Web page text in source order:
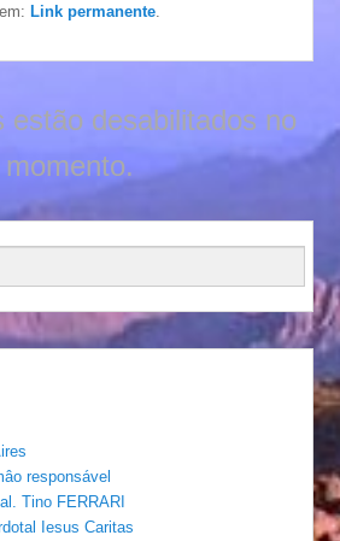
em:Link permanente
estão desabilitados no
momento.
responsável
Tino FERRARI
Iesus Caritas